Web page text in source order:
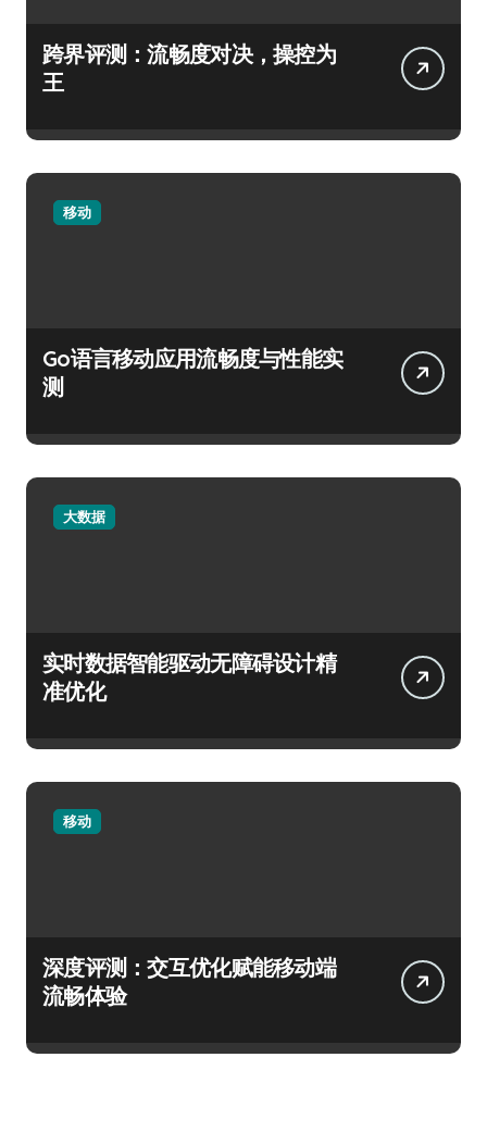
跨界评测：流畅度对决，操控为
王
移动
Go语言移动应用流畅度与性能实
测
大数据
实时数据智能驱动无障碍设计精
准优化
移动
深度评测：交互优化赋能移动端
流畅体验